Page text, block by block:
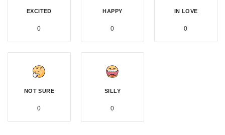
EXCITED
0
HAPPY
0
IN LOVE
0
NOT SURE
0
SILLY
0